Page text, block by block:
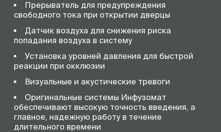
Прерыватель для предупреждения
свободного тока при открытии дверцы
Датчик воздуха для снижения риска
попадания воздуха в систему
Установка уровней давления для быстрой
реакции при окклюзии
Визуальные и акустические тревоги
Оригинальные системы Инфузомат
обеспечивают высокую точность введения, а
главное, надежную работу в течение
длительного времени